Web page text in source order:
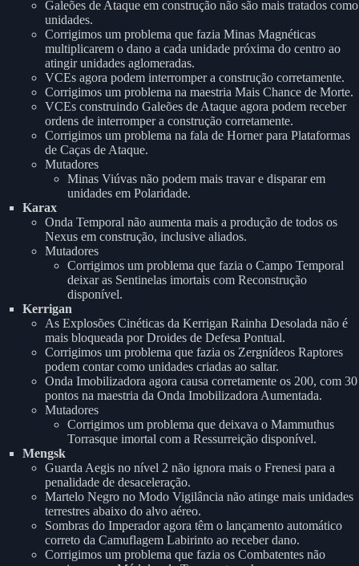
Galeões de Ataque em construção não são mais tratados como
unidades.
Corrigimos um problema que fazia Minas Magnéticas
multiplicarem o dano a cada unidade próxima do centro ao
atingir unidades aglomeradas.
VCEs agora podem interromper a construção corretamente.
Corrigimos um problema na maestria Mais Chance de Morte.
VCEs construindo Galeões de Ataque agora podem receber
ordens de interromper a construção corretamente.
Corrigimos um problema na fala de Horner para Plataformas
de Caças de Ataque.
Mutadores
Minas Viúvas não podem mais travar e disparar em
unidades em Polaridade.
Karax
Onda Temporal não aumenta mais a produção de todos os
Nexus em construção, inclusive aliados.
Mutadores
Corrigimos um problema que fazia o Campo Temporal
deixar as Sentinelas imortais com Reconstrução
disponível.
Kerrigan
As Explosões Cinéticas da Kerrigan Rainha Desolada não é
mais bloqueada por Droides de Defesa Pontual.
Corrigimos um problema que fazia os Zergnídeos Raptores
podem contar como unidades criadas ao saltar.
Onda Imobilizadora agora causa corretamente os 200, com 30
pontos na maestria da Onda Imobilizadora Aumentada.
Mutadores
Corrigimos um problema que deixava o Mammuthus
Torrasque imortal com a Ressurreição disponível.
Mengsk
Guarda Aegis no nível 2 não ignora mais o Frenesi para a
penalidade de desaceleração.
Martelo Negro no Modo Vigilância não atinge mais unidades
terrestres abaixo do alvo aéreo.
Sombras do Imperador agora têm o lançamento automático
correto da Camuflagem Labirinto ao receber dano.
Corrigimos um problema que fazia os Combatentes não